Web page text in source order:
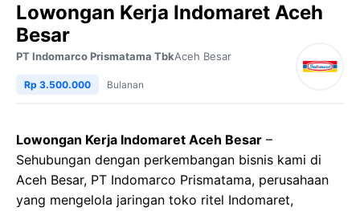
Lowongan Kerja Indomaret Aceh
Besar
PT Indomarco Prismatama TbkAceh Besar
Rp 3.500.000 Bulanan
Lowongan Kerja Indomaret Aceh Besar –
Sehubungan dengan perkembangan bisnis kami di
Aceh Besar, PT Indomarco Prismatama, perusahaan
yang mengelola jaringan toko ritel Indomaret,